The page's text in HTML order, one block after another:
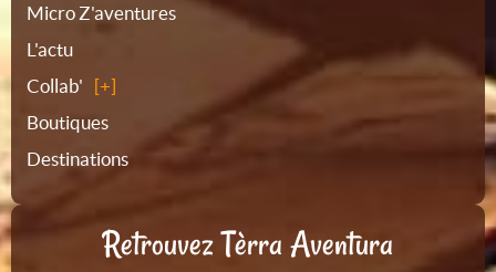
site
Micro Z'aventures
L'actu
Collab'
Boutiques
Destinations
Retrouvez Tèrra Aventura